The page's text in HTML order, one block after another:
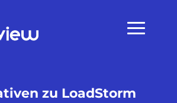
zu LoadStorm